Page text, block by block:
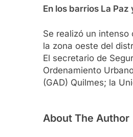
En los barrios La Paz
Se realizó un
la zona oeste del
El secretario de
Ordenamiento
(GAD) Quilmes; la
About The Author